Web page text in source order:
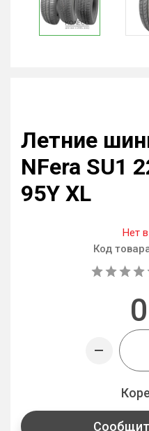
Летние
NFera SU1
95Y XL
Нет
Код
0